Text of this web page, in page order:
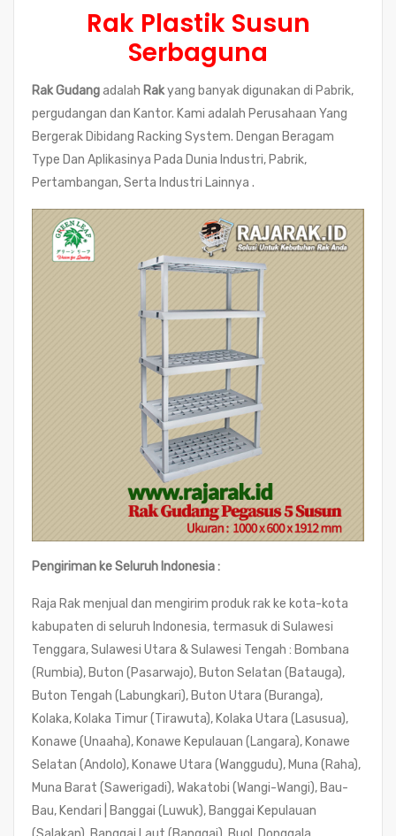
Rak Plastik Susun
Serbaguna
Rak Gudangadalah Rakyang banyak digunakan di Pabrik,
pergudangan dan Kantor. Kami adalah Perusahaan Yang
Bergerak Dibidang Racking System. Dengan Beragam
Type Dan Aplikasinya Pada Dunia Industri, Pabrik,
Pertambangan, Serta Industri Lainnya .
Pengiriman ke Seluruh Indonesia :
Raja Rak menjual dan mengirim produk rak ke kota-kota
kabupaten di seluruh Indonesia, termasuk di Sulawesi
Tenggara, Sulawesi Utara & Sulawesi Tengah : Bombana
(Rumbia), Buton (Pasarwajo), Buton Selatan (Batauga),
Buton Tengah (Labungkari), Buton Utara (Buranga),
Kolaka, Kolaka Timur (Tirawuta), Kolaka Utara (Lasusua),
Konawe (Unaaha), Konawe Kepulauan (Langara), Konawe
Selatan (Andolo), Konawe Utara (Wanggudu), Muna (Raha),
Muna Barat (Sawerigadi), Wakatobi (Wangi-Wangi), Bau-
Bau, Kendari | Banggai (Luwuk), Banggai Kepulauan